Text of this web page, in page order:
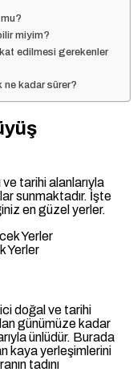
miyim?
edilmesi gerekenler
ne kadar sürer?
tarihi alanlarıyla
sunmaktadır. İşte
en güzel yerler.
Yerler
doğal ve tarihi
günümüze kadar
ünlüdür. Burada
kaya yerleşimlerini
tadını